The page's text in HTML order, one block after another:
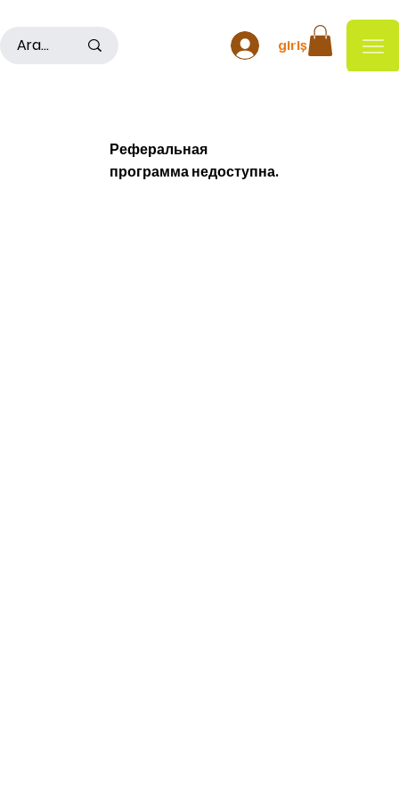
giriş
Реферальная
программа недоступна.